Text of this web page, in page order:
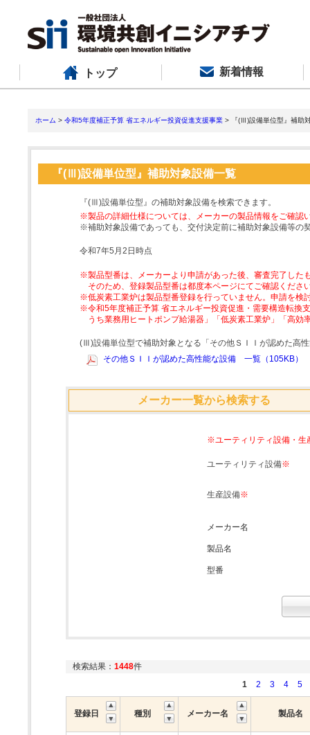
トップ 新着情報
ホーム > 令和5年度補正予算 省エネルギー投資促進支援事業 > 『(Ⅲ)設備単位型』補助
『(Ⅲ)設備単位型』補助対象設備一覧
『(Ⅲ)設備単位型』の補助対象設備を検索できます。
※製品の詳細仕様については、メーカーの製品情報をご確認
※補助対象設備であっても、交付決定前に補助対象設備等の
令和7年5月2日時点
※製品型番は、メーカーより申請があった後、審査完了した
そのため、登録製品型番は都度本ページにてご確認くださ
※低炭素工業炉は製品型番登録を行っていません。申請を検
※令和5年度補正予算 省エネルギー投資促進・需要構造転換
うち業務用ヒートポンプ給湯器」「低炭素工業炉」「高
(Ⅲ)設備単位型で補助対象となる「その他ＳＩＩが認めた高
その他ＳＩＩが認めた高性能な設備 一覧（105KB）
メーカー一覧から検索する
※ユーティリティ設備・生
ユーティリティ設備※
生産設備※
メーカー名
製品名
型番
検索結果： 1448件
1
2 3 4 5
登録日 種別 メーカー名 製品名